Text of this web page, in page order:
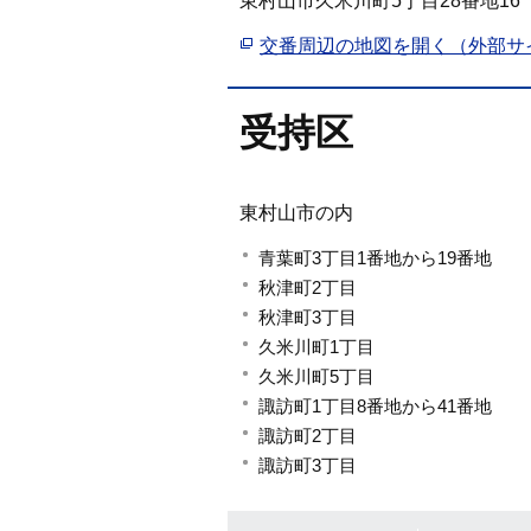
交番周辺の地図を開く（外部サ
受持区
東村山市の内
青葉町3丁目1番地から19番地
秋津町2丁目
秋津町3丁目
久米川町1丁目
久米川町5丁目
諏訪町1丁目8番地から41番地
諏訪町2丁目
諏訪町3丁目